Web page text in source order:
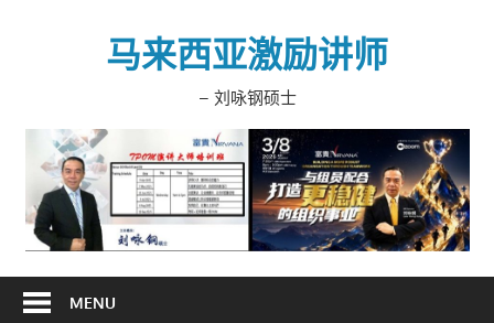
马来西亚激励讲师
– 刘咏钢硕士
MENU